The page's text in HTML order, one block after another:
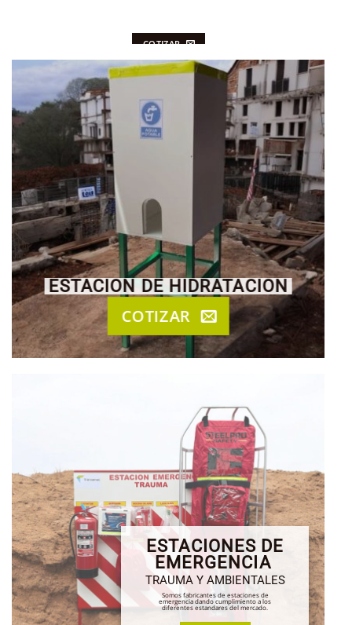
COTIZAR
COTIZAR
ESTACION DE HIDRATACION
ESTACIONES DE
EMERGENCIA
TRAUMA Y AMBIENTALES
Somos fabricantes de estaciones de
emergencia dando cumplimiento a los
diferentes estandares del mercado.